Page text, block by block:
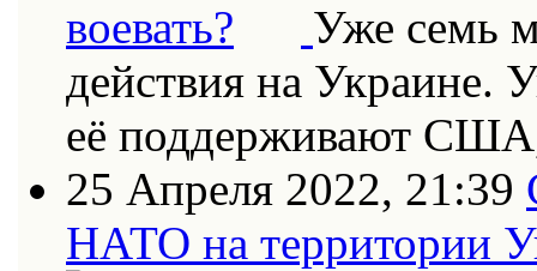
Уже семь
действия на Украине.
её поддерживают
25 Апреля 2022, 21:39
НАТО на территории